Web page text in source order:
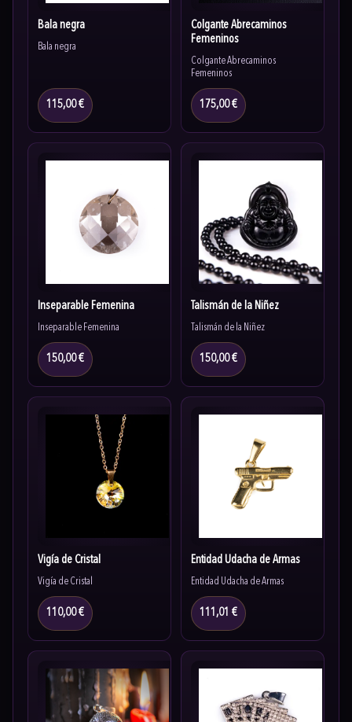
Bala negra
Bala negra
115,00 €
Colgante Abrecaminos
Femeninos
Colgante Abrecaminos
Femeninos
175,00 €
Inseparable Femenina
Inseparable Femenina
150,00 €
Talismán de la Niñez
Talismán de la Niñez
150,00 €
Vigía de Cristal
Vigía de Cristal
110,00 €
Entidad Udacha de Armas
Entidad Udacha de Armas
111,01 €